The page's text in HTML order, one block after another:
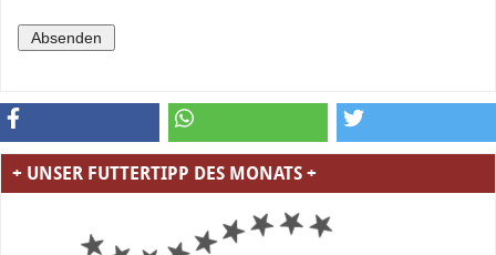
+ UNSER FUTTERTIPP DES MONATS +